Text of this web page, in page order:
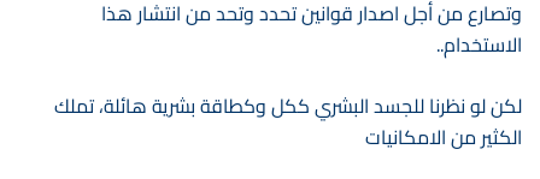
وتصارع من أجل اصدار قوانين تحدد وتحد من انتشار هذا
الاستخدام..
لكن لو نظرنا للجسد البشري ككل وكطاقة بشرية هائلة، تملك
الكثير من الامكانيات